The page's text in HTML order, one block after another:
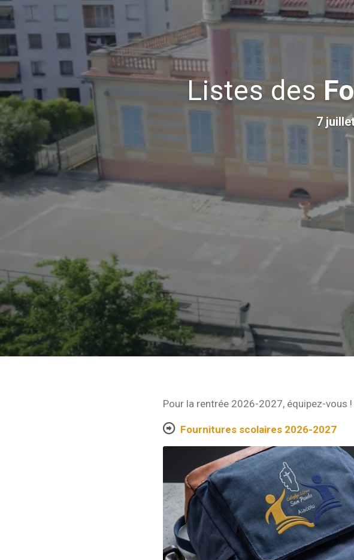
Listes des
7
Pour la rentrée 2026-2027, équipez-vous
Fournitures scolaires 2026-2027